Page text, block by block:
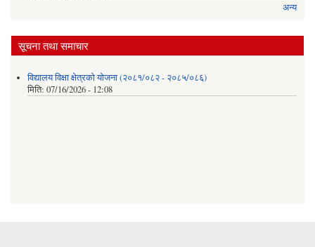
अन्य
सूचना तथा समाचार
विद्यालय विक्षा क्षेत्रको योजना (२०८१/०८२ - २०८५/०८६)
मिति: 07/16/2026 - 12:08